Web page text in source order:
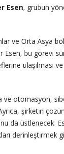
Esen, grubun
ve Orta Asya
Esen, bu görevi
ulaşılması
ve otomasyon,
şirketin
da üstlenecek.
derinleştirmek